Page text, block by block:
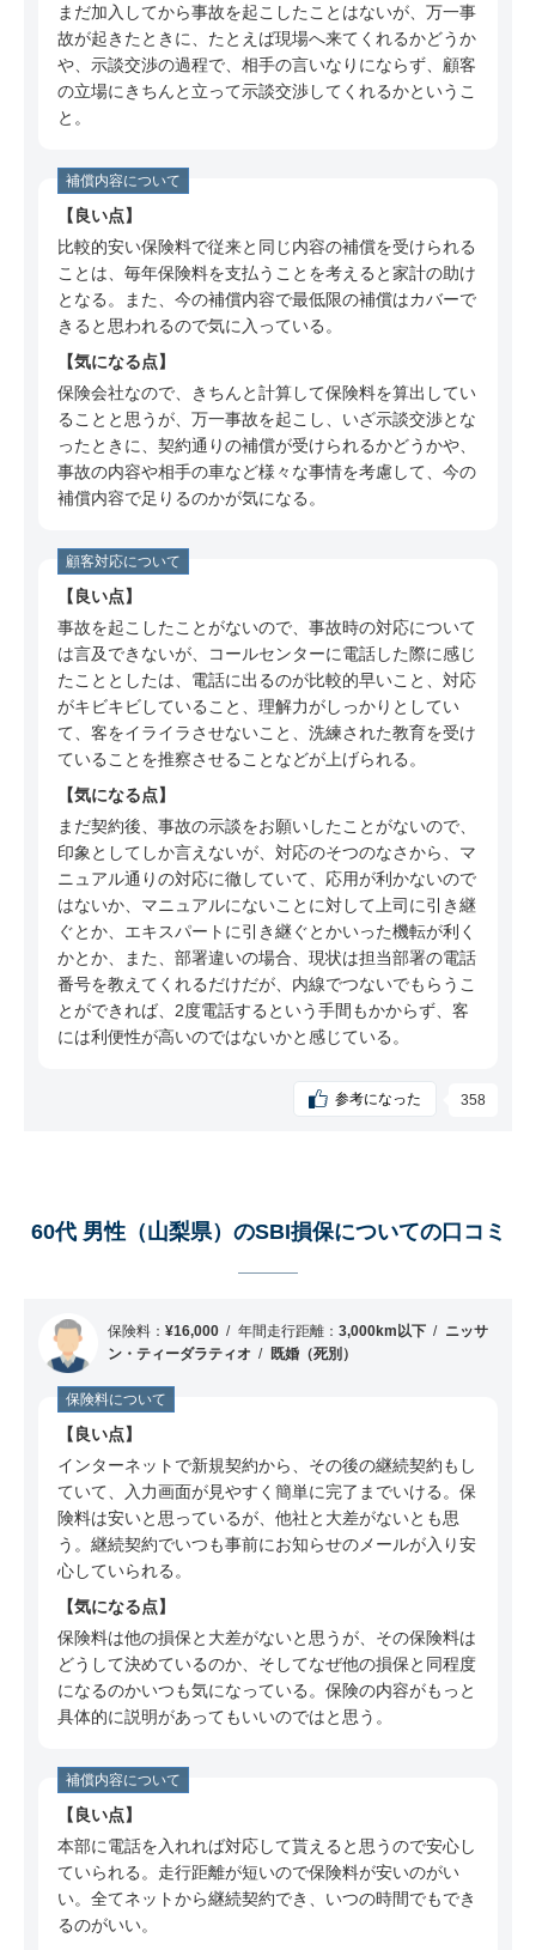
まだ加入してから事故を起こしたことはないが、万一事
故が起きたときに、たとえば現場へ来てくれるかどうか
や、示談交渉の過程で、相手の言いなりにならず、顧客
の立場にきちんと立って示談交渉してくれるかというこ
と。
補償内容について
良い点
比較的安い保険料で従来と同じ内容の補償を受けられる
ことは、毎年保険料を支払うことを考えると家計の助け
となる。また、今の補償内容で最低限の補償はカバーで
きると思われるので気に入っている。
気になる点
保険会社なので、きちんと計算して保険料を算出してい
ることと思うが、万一事故を起こし、いざ示談交渉とな
ったときに、契約通りの補償が受けられるかどうかや、
事故の内容や相手の車など様々な事情を考慮して、今の
補償内容で足りるのかが気になる。
顧客対応について
良い点
事故を起こしたことがないので、事故時の対応について
は言及できないが、コールセンターに電話した際に感じ
たこととしたは、電話に出るのが比較的早いこと、対応
がキビキビしていること、理解力がしっかりとしてい
て、客をイライラさせないこと、洗練された教育を受け
ていることを推察させることなどが上げられる。
気になる点
まだ契約後、事故の示談をお願いしたことがないので、
印象としてしか言えないが、対応のそつのなさから、マ
ニュアル通りの対応に徹していて、応用が利かないので
はないか、マニュアルにないことに対して上司に引き継
ぐとか、エキスパートに引き継ぐとかいった機転が利く
かとか、また、部署違いの場合、現状は担当部署の電話
番号を教えてくれるだけだが、内線でつないでもらうこ
とができれば、2度電話するという手間もかからず、客
には利便性が高いのではないかと感じている。
参考になった 358
60代 男性（山梨県）のSBI損保についての口コミ
保険料： ¥16,000 年間走行距離： 3,000km以下
ニッサ
ン・ティーダラティオ
既婚（死別）
保険料について
良い点
インターネットで新規契約から、その後の継続契約もし
ていて、入力画面が見やすく簡単に完了までいける。保
険料は安いと思っているが、他社と大差がないとも思
う。継続契約でいつも事前にお知らせのメールが入り安
心していられる。
気になる点
保険料は他の損保と大差がないと思うが、その保険料は
どうして決めているのか、そしてなぜ他の損保と同程度
になるのかいつも気になっている。保険の内容がもっと
具体的に説明があってもいいのではと思う。
補償内容について
良い点
本部に電話を入れれば対応して貰えると思うので安心し
ていられる。走行距離が短いので保険料が安いのがい
い。全てネットから継続契約でき、いつの時間でもでき
るのがいい。